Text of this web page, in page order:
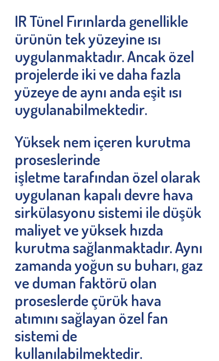
IR Tünel Fırınlarda genellikle
ürünün tek yüzeyine ısı
uygulanmaktadır. Ancak özel
projelerde iki ve daha fazla
yüzeye de aynı anda eşit ısı
uygulanabilmektedir.
Yüksek nem içeren kurutma
proseslerinde
işletme tarafından özel olarak
uygulanan kapalı devre hava
sirkülasyonu sistemi ile düşük
maliyet ve yüksek hızda
kurutma sağlanmaktadır. Aynı
zamanda yoğun su buharı, gaz
ve duman faktörü olan
proseslerde çürük hava
atımını sağlayan özel fan
sistemi de
kullanılabilmektedir.